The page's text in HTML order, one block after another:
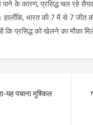
पाने के कारण, प्रसिद्ध चल रहे
हालाँकि, भारत की 7 में से 7
प्रसिद्ध को खेलने का मौका
यह पचाना मुश्किल